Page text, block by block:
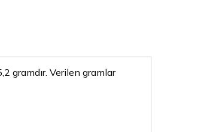
gramdır. Verilen gramlar